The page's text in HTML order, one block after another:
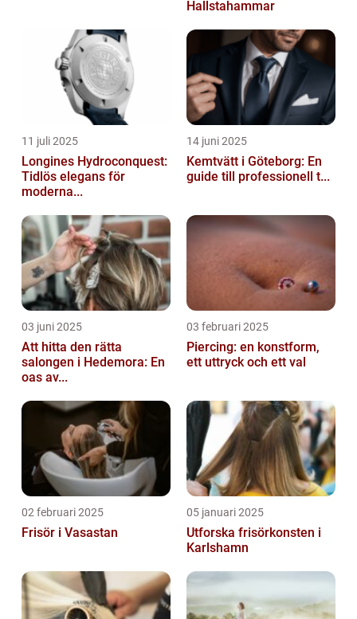
Hallstahammar
11 juli 2025
Longines Hydroconquest:
Tidlös elegans för
moderna...
14 juni 2025
Kemtvätt i Göteborg: En
guide till professionell t...
03 juni 2025
Att hitta den rätta
salongen i Hedemora: En
oas av...
03 februari 2025
Piercing: en konstform,
ett uttryck och ett val
02 februari 2025
Frisör i Vasastan
05 januari 2025
Utforska frisörkonsten i
Karlshamn